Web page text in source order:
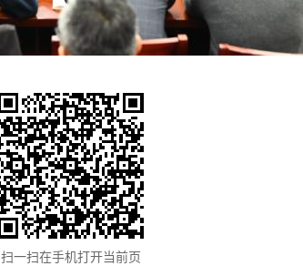
扫一扫在手机打开当前页